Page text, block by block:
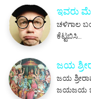
ಇವರು
ಚಳಿಗಾಲ
ಕೆಟ್ಟಬಿಸಿ…
ಜಯ
ಜಯ
ಜಯಜಯ